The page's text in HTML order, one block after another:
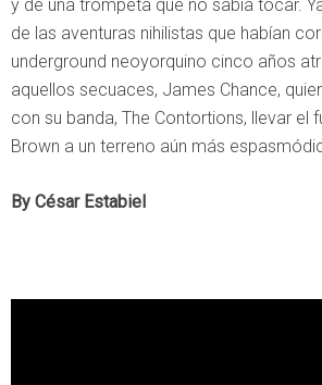
y de una trompeta que no sabía tocar.
de las aventuras nihilistas que habían
underground neoyorquino cinco años
aquellos secuaces, James Chance,
con su banda, The Contortions, llevar el
Brown a un terreno aún más
By César Estabiel